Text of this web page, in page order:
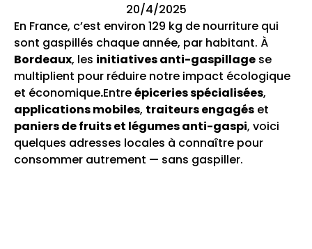
20/4/2025
En France, c’est environ 129 kg de nourriture qui
sont gaspillés chaque année, par habitant. À
Bordeaux, les initiatives anti-gaspillage se
multiplient pour réduire notre impact écologique
et économique.Entreépiceries spécialisées,
applications mobiles, traiteurs engagés et
paniers de fruits et légumes anti-gaspi, voici
quelques adresses locales à connaître pour
consommer autrement — sans gaspiller.